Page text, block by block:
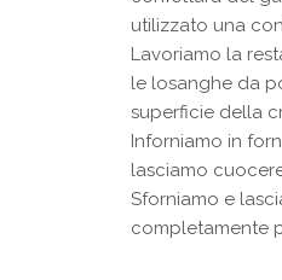
utilizzato una
Lavoriamo la
le losanghe da
superficie della
Inforniamo in
lasciamo
Sforniamo e
completamente